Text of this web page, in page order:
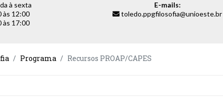
à sexta
às 12:00
às 17:00
E-mails:
toledo.ppgfilosofia@unioeste.br
Programa Recursos PROAP/CAPES